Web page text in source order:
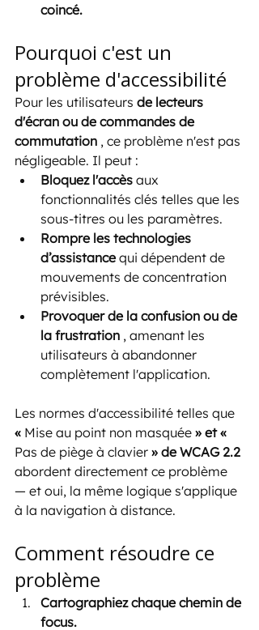
coincé.
Pourquoi c'est un
problème d'accessibilité
Pour les utilisateurs de lecteurs
d'écran ou de commandes de
commutation , ce problème n'est pas
négligeable. Il peut :
Bloquez l'accès aux
fonctionnalités clés telles que les
sous-titres ou les paramètres.
Rompre les technologies
d’assistance qui dépendent de
mouvements de concentration
prévisibles.
Provoquer de la confusion ou de
la frustration , amenant les
utilisateurs à abandonner
complètement l'application.
Les normes d'accessibilité telles que
« Mise au point non masquée » et «
Pas de piège à clavier » de WCAG 2.2
abordent directement ce problème
— et oui, la même logique s'applique
à la navigation à distance.
Comment résoudre ce
problème
Cartographiez chaque chemin de
focus.